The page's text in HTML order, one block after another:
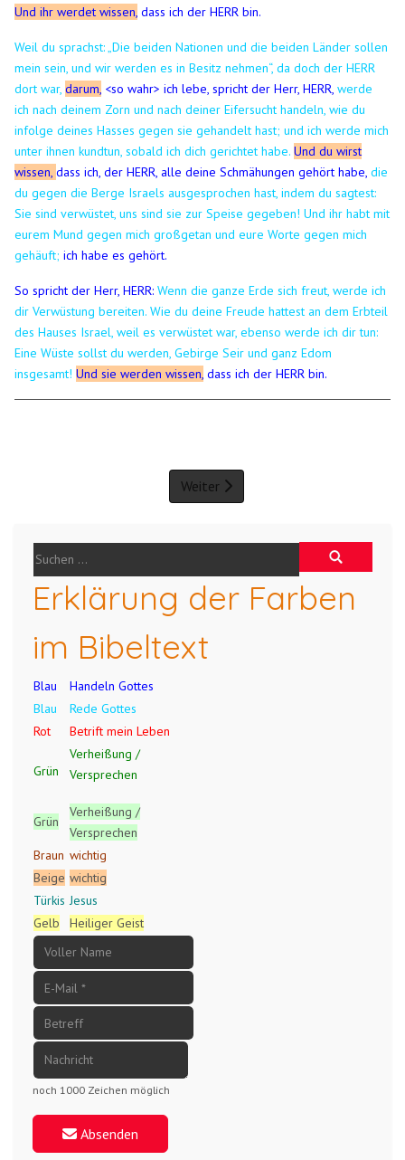
Und ihr werdet wissen, dass ich der HERR bin.
Weil du sprachst: „Die beiden Nationen und die beiden Länder sollen
mein sein, und wir werden es in Besitz nehmen“, da doch der HERR
dort war,darum, <so wahr> ich lebe, spricht der Herr, HERR, werde
ich nach deinem Zorn und nach deiner Eifersucht handeln, wie du
infolge deines Hasses gegen sie gehandelt hast; und ich werde mich
unter ihnen kundtun, sobald ich dich gerichtet habe.Und du wirst
wissen,dass ich, der HERR, alle deine Schmähungen gehört habe, die
du gegen die Berge Israels ausgesprochen hast, indem du sagtest:
Sie sind verwüstet, uns sind sie zur Speise gegeben!Und ihr habt mit
eurem Mund gegen mich großgetan und eure Worte gegen mich
gehäuft;ich habe es gehört.
So spricht der Herr, HERR: Wenn die ganze Erde sich freut, werde ich
dir Verwüstung bereiten.Wie du deine Freude hattest an dem Erbteil
des Hauses Israel, weil es verwüstet war, ebenso werde ich dir tun:
Eine Wüste sollst du werden, Gebirge Seir und ganz Edom
insgesamt!Und sie werden wissen, dass ich der HERR bin.
Weiter
Erklärung der Farben
im Bibeltext
Blau
Handeln Gottes
Blau
Rede Gottes
Rot
Betrift mein Leben
Grün
Verheißung /
Versprechen
Grün
Verheißung /
Versprechen
Braun wichtig
Beige wichtig
Türkis Jesus
Gelb
Heiliger Geist
noch 1000 Zeichen möglich
Absenden